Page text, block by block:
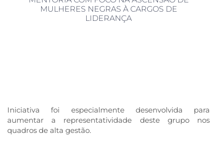
MULHERES NEGRAS À CARGOS DE
LIDERANÇA
Iniciativa foi especialmente desenvolvida para
aumentar a representatividade deste grupo nos
quadros de alta gestão.